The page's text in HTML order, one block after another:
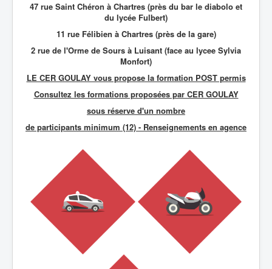
47 rue Saint Chéron à Chartres (près du bar le diabolo et
du lycée Fulbert)
11 rue Félibien à Chartres (près de la gare)
2 rue de l'Orme de Sours à Luisant (face au lycee Sylvia
Monfort)
LE CER GOULAY vous propose la formation POST permis
Consultez les formations proposées par CER GOULAY
sous réserve d'un nombre
de participants minimum (12) - Renseignements en agence